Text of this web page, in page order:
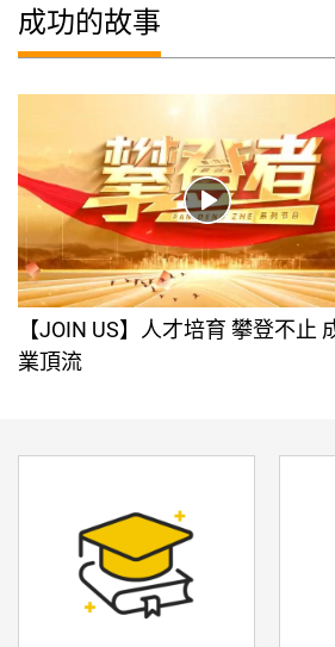
成功的故事
【JOIN US】人才培育 攀登不止
業頂流